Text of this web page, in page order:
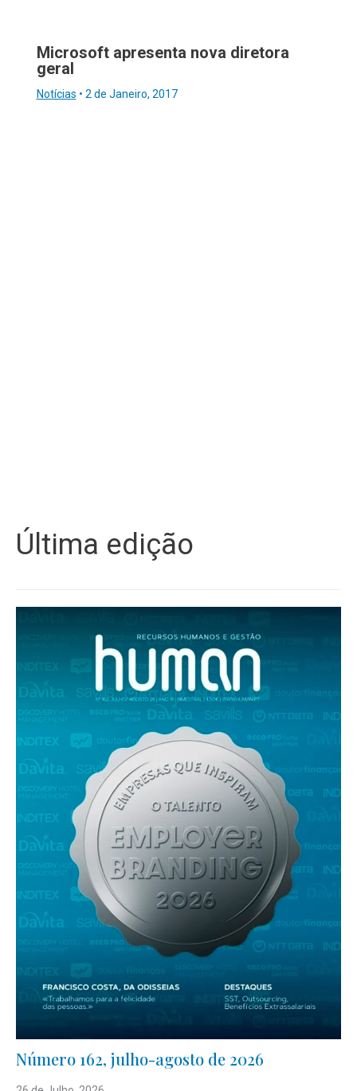
Microsoft apresenta nova diretora
geral
Notícias • 2 de Janeiro, 2017
Última edição
Número 162, julho-agosto de 2026